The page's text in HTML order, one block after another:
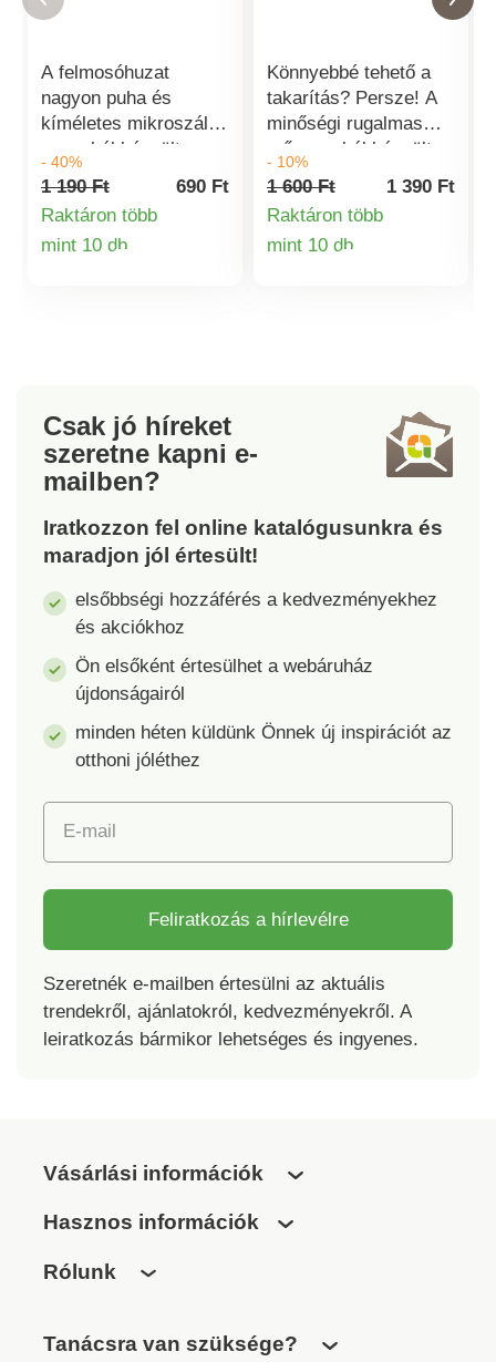
A felmosóhuzat
nagyon puha és
kíméletes mikroszálas
anyagból készült.
Könnyen felvehető,
levehető és
kimosható. Tépőzárral
rögzíthető a
cm
- 40%
1 190 Ft
690 Ft
Raktáron több
mint 10 dbTermékinformációk
Könnyebbé tehető a
takarítás? Persze! A
minőségi rugalmas
műanyagból készült,
kiöntőszájjal ellátott
vödörrel könnyebb
lesz a takarítás.
Kényelmesebb munkát
- 10%
1 600 Ft
1 390 Ft
Raktáron több
mint 10 db
Csak jó híreket
szeretne kapni e-
mailben?
Iratkozzon fel online katalógusunkra és
maradjon jól értesült!
elsőbbségi hozzáférés a kedvezményekhez
és akciókhoz
Ön elsőként értesülhet a webáruház
újdonságairól
minden héten küldünk Önnek új inspirációt az
otthoni jóléthez
E-mail
Feliratkozás a hírlevélre
Szeretnék e-mailben értesülni az aktuális
trendekről, ajánlatokról, kedvezményekről. A
leiratkozás bármikor lehetséges és ingyenes.
Vásárlási információk
Hasznos információk
Rólunk
Tanácsra van szüksége?